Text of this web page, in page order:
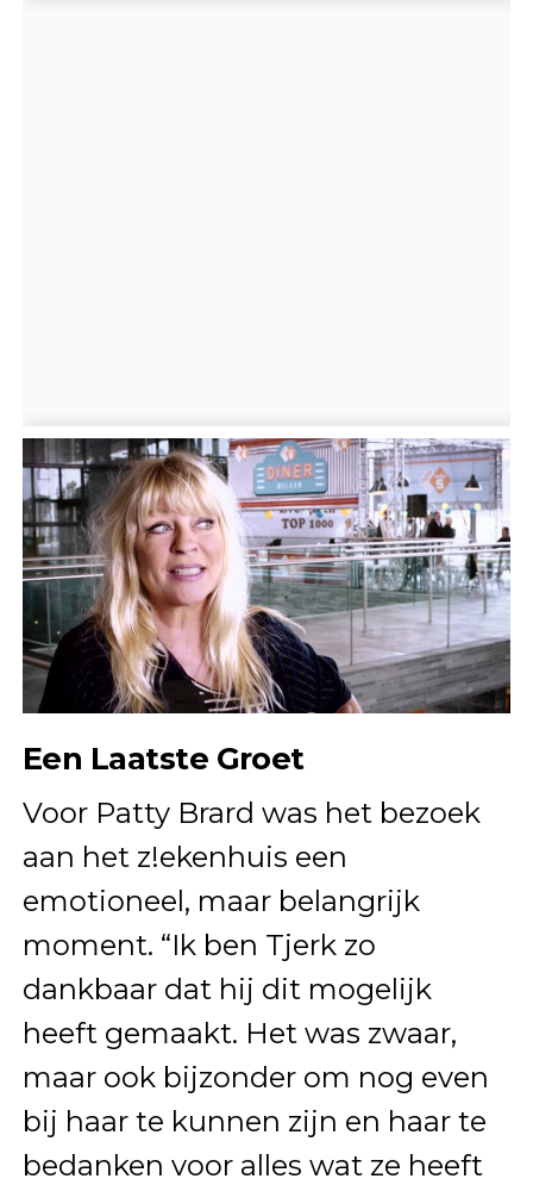
Een Laatste Groet
Voor Patty Brard was het bezoek
aan het z!ekenhuis een
emotioneel, maar belangrijk
moment. “Ik ben Tjerk zo
dankbaar dat hij dit mogelijk
heeft gemaakt. Het was zwaar,
maar ook bijzonder om nog even
bij haar te kunnen zijn en haar te
bedanken voor alles wat ze heeft